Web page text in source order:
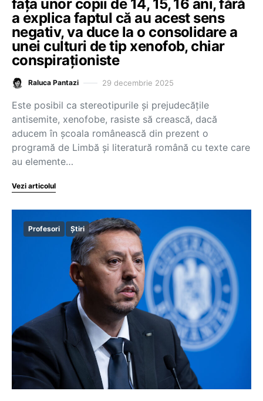
fața unor copii de 14, 15, 16 ani, fără
a explica faptul că au acest sens
negativ, va duce la o consolidare a
unei culturi de tip xenofob, chiar
conspiraționiste
Raluca Pantazi 29 decembrie 2025
Este posibil ca stereotipurile și prejudecățile
antisemite, xenofobe, rasiste să crească, dacă
aducem în școala românească din prezent o
programă de Limbă și literatură română cu texte care
au elemente…
Vezi articolul
Profesori Știri